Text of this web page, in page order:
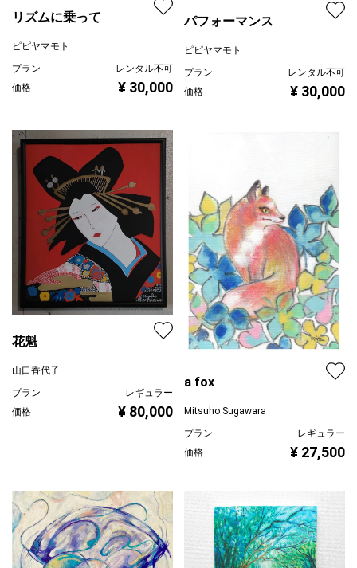
リズムに乗って
ピピヤマモト
プラン
レンタル不可
価格
¥ 30,000
パフォーマンス
ピピヤマモト
プラン
レンタル不可
価格
¥ 30,000
花魁
山口香代子
プラン
レギュラー
価格
¥ 80,000
a fox
Mitsuho Sugawara
プラン
レギュラー
価格
¥ 27,500